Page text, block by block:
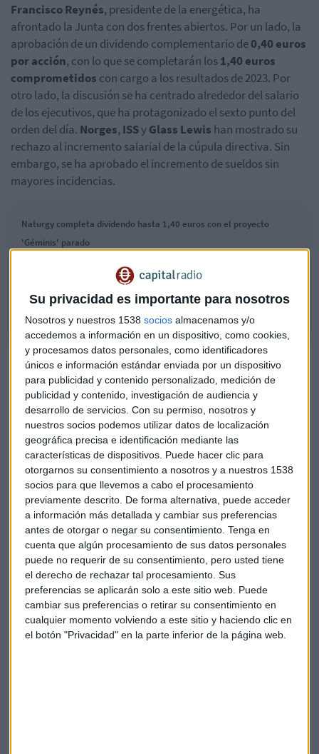
Su privacidad es importante para nosotros
Nosotros y nuestros 1538 socios almacenamos y/o
accedemos a información en un dispositivo, como cookies,
y procesamos datos personales, como identificadores
únicos e información estándar enviada por un dispositivo
para publicidad y contenido personalizado, medición de
publicidad y contenido, investigación de audiencia y
desarrollo de servicios. Con su permiso, nosotros y
nuestros socios podemos utilizar datos de localización
geográfica precisa e identificación mediante las
características de dispositivos. Puede hacer clic para
otorgarnos su consentimiento a nosotros y a nuestros 1538
socios para que llevemos a cabo el procesamiento
previamente descrito. De forma alternativa, puede acceder
a información más detallada y cambiar sus preferencias
antes de otorgar o negar su consentimiento. Tenga en
cuenta que algún procesamiento de sus datos personales
puede no requerir de su consentimiento, pero usted tiene
el derecho de rechazar tal procesamiento. Sus
preferencias se aplicarán solo a este sitio web. Puede
cambiar sus preferencias o retirar su consentimiento en
cualquier momento volviendo a este sitio y haciendo clic en
el botón "Privacidad" en la parte inferior de la página web.
Francisco Reynés, presidente de la energética, ha
afrontado la Junta con dos frentes abiertos. Por un lado, la
aprobación de un dividendo complementario de0,40 euros
por acción, con lo que se completarán los1,40 euros
comprometidos con cargo a los resultados de 2023. Por
otro lado, la discusión se ha centrado alrededor del salario
de los ejecutivos, que ha protagonizado el sexto punto del
orden del día. Norges, ISSyGlass Lewis han mostrado su
rechazo al incremento salarial de la cúpula directiva. Sin
embargo, se ha aprobado el incremento de sueldos sin
mayores incidencias.
Naturgy completa dividendo hasta 1,40 euros con el proyecto
'Géminis' parado
al accionista de 0,40 euros, que incrementa la retribución hasta 1,40
euros tras los dos primeros reembolsos
Apuesta por las renovables
Naturgy pone el foco en inversión en renovables, a la que ha
destinado 2.944 millones de euros en 2023, un incremento
del 52% en comparativa interanual. 9 de cada 10 millones
fueron a parar a proyectos de transición energética
divididos en 1.730 millones en generación de energía
renovable y 900 millones en redes de distribución.
Futuro en el aire
La caída del 25% de los títulos de la energética en lo que va
de 2024 ha hecho replantearse su presencia a algunos
grandes fondos de inversión presentes en su capital. CVC es
el accionista más inquieto; desde hace meses se rumorea
con que puede abandonar posiciones. IFM está en una
situación parecida. Lejos de las plusvalías, deben
permanecer para intentar lograr beneficios. Por su parte,